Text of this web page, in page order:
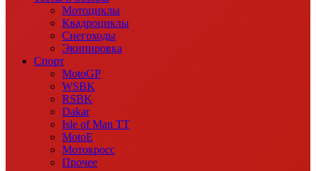
Мотоциклы
Квадроциклы
Снегоходы
Экипировка
Спорт
MotoGP
WSBK
RSBK
Dakar
Isle of Man TT
MotoE
Мотокросс
Прочее